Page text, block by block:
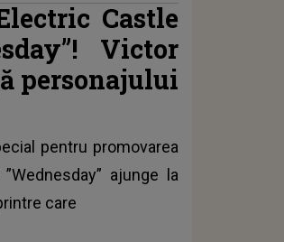
Castle
Victor
personajului
pentru promovarea
ajunge la
care